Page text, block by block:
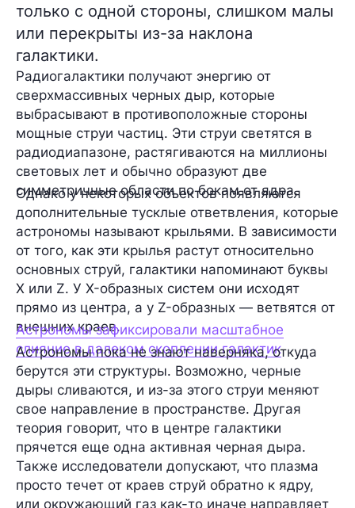
только с одной стороны, слишком малы
или перекрыты из-за наклона
галактики.
Радиогалактики получают энергию от
сверхмассивных черных дыр, которые
выбрасывают в противоположные стороны
мощные струи частиц. Эти струи светятся в
радиодиапазоне, растягиваются на миллионы
световых лет и обычно образуют две
симметричные области по бокам от ядра.
Однако у некоторых объектов появляются
дополнительные тусклые ответвления, которые
астрономы называют крыльями. В зависимости
от того, как эти крылья растут относительно
основных струй, галактики напоминают буквы
X или Z. У X-образных систем они исходят
прямо из центра, а у Z-образных — ветвятся от
внешних краев.
Астрономы зафиксировали масштабное
слияние в далеком скоплении галактик
Астрономы пока не знают наверняка, откуда
берутся эти структуры. Возможно, черные
дыры сливаются, и из-за этого струи меняют
свое направление в пространстве. Другая
теория говорит, что в центре галактики
прячется еще одна активная черная дыра.
Также исследователи допускают, что плазма
просто течет от краев струй обратно к ядру,
или окружающий газ как-то иначе направляет